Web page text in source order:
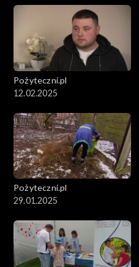
Pożyteczni.pl
12.02.2025
Pożyteczni.pl
29.01.2025